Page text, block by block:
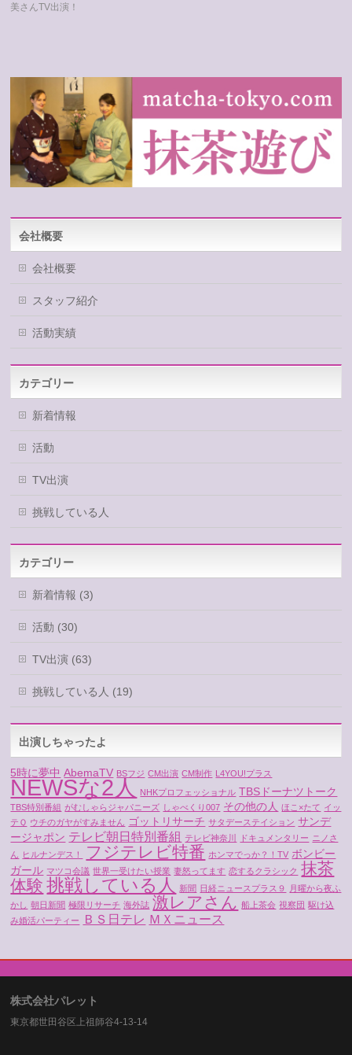
美さんTV出演！
会社概要
会社概要
スタッフ紹介
活動実績
カテゴリー
新着情報
活動
TV出演
挑戦している人
カテゴリー
新着情報 (3)
活動 (30)
TV出演 (63)
挑戦している人 (19)
出演しちゃったよ
5時に夢中 AbemaTV BSフジ CM出演 CM制作 L4YOU!プラス
NEWSな2人 NHKプロフェッショナル TBSドーナツトーク
TBS特別番組 がむしゃらジャパニーズ しゃべくり007 その他の人 ほこ×たて イッ
テＱ ウチのガヤがすみません ゴットリサーチ サタデーステイション サンデ
ージャポン テレビ朝日特別番組 テレビ神奈川 ドキュメンタリー ニノさ
ん ヒルナンデス！ フジテレビ特番 ホンマでっか？！TV ボンビー
ガール マツコ会議 世界一受けたい授業 妻怒ってます 恋するクラシック 抹茶
体験 挑戦している人 新聞 日経ニュースプラス９
月曜から夜ふ
かし 朝日新聞 極限リサーチ 海外誌 激レアさん 船上茶会 視察団 駆け込
み婚活パーティー
ＢＳ日テレ ＭＸニュース
株式会社パレット
東京都世田谷区上祖師谷4-13-14